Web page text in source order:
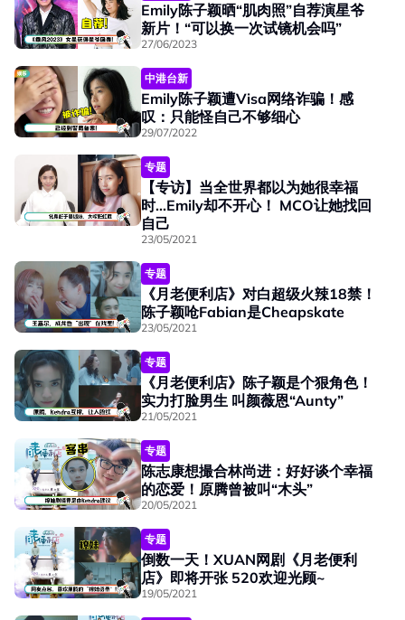
Emily陈子颖晒“肌肉照”自荐演星爷
新片！“可以换一次试镜机会吗”
27/06/2023
中港台新
Emily陈子颖遭Visa网络诈骗！感
叹：只能怪自己不够细心
29/07/2022
专题
【专访】当全世界都以为她很幸福
时...Emily却不开心！ MCO让她找回
自己
23/05/2021
专题
《月老便利店》对白超级火辣18禁！
陈子颖呛Fabian是Cheapskate
23/05/2021
专题
《月老便利店》陈子颖是个狠角色！
实力打脸男生 叫颜薇恩“Aunty”
21/05/2021
专题
陈志康想撮合林尚进：好好谈个幸福
的恋爱！原腾曾被叫“木头”
20/05/2021
专题
倒数一天！XUAN网剧《月老便利
店》即将开张 520欢迎光顾~
19/05/2021